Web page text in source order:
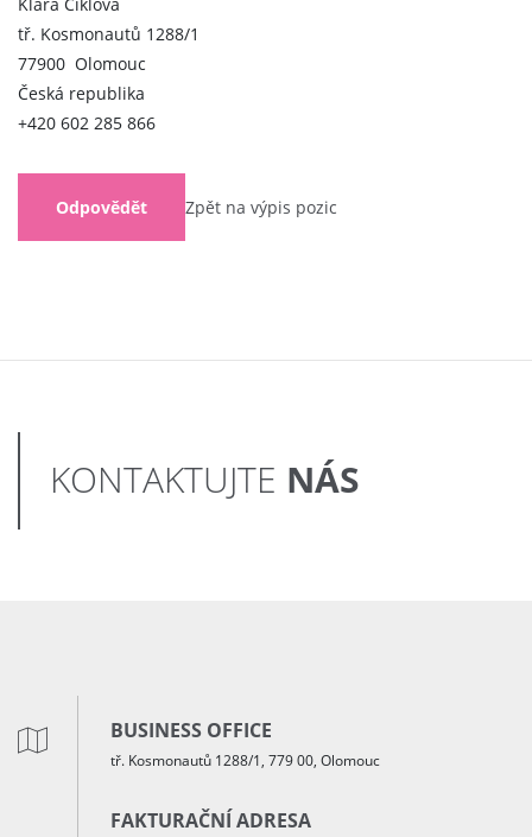
tř. Kosmonautů 1288/1
77900 Olomouc
Česká republika
+420 602 285 866
Odpovědět Zpět na výpis pozic
KONTAKTUJTE NÁS
BUSINESS OFFICE
tř. Kosmonautů 1288/1, 779 00, Olomouc
FAKTURAČNÍ ADRESA